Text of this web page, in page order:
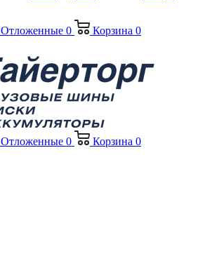
Отложенные 0 Корзина 0
Отложенные 0 Корзина 0